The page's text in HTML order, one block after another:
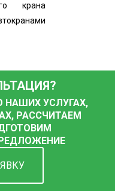
крана
УСЛУГАХ,
РАССЧИТАЕМ